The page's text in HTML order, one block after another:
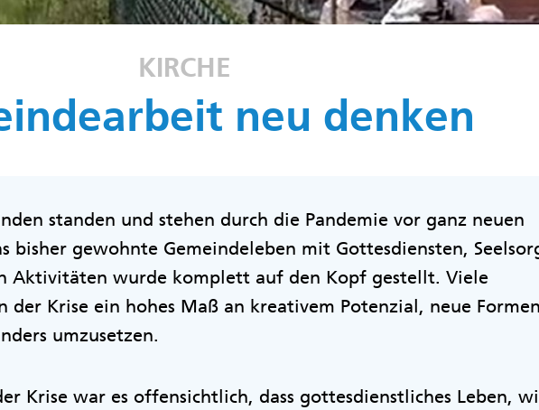
KIRCHE
neu denken
standen und stehen durch die Pandemie vor ganz neuen
bisher gewohnte Gemeindeleben mit Gottesdiensten,
Aktivitäten wurde komplett auf den Kopf gestellt. Viele
der Krise ein hohes Maß an kreativem Potenzial, neue Formen
umzusetzen.
Krise war es offensichtlich, dass gottesdienstliches Leben,